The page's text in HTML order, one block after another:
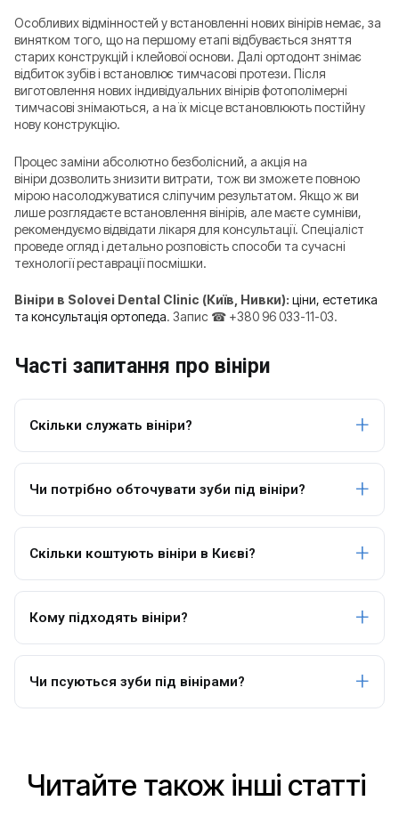
Особливих відмінностей у встановленні нових вінірів немає, за
винятком того, що на першому етапі відбувається зняття
старих конструкцій і клейової основи. Далі ортодонт знімає
відбиток зубів і встановлює тимчасові протези. Після
виготовлення нових індивідуальних вінірів фотополімерні
тимчасові знімаються, а на їх місце встановлюють постійну
нову конструкцію.
Процес заміни абсолютно безболісний, а акція на
вініри дозволить знизити витрати, тож ви зможете повною
мірою насолоджуватися сліпучим результатом. Якщо ж ви
лише розглядаєте встановлення вінірів, але маєте сумніви,
рекомендуємо відвідати лікаря для консультації. Спеціаліст
проведе огляд і детально розповість способи та сучасні
технології реставрації посмішки.
Вініри в Solovei Dental Clinic (Київ, Нивки): ціни, естетика
та консультація ортопеда. Запис ☎ +380 96 033-11-03.
Часті запитання про вініри
Скільки служать вініри?
Чи потрібно обточувати зуби під вініри?
Скільки коштують вініри в Києві?
Кому підходять вініри?
Чи псуються зуби під вінірами?
Читайте також інші статті